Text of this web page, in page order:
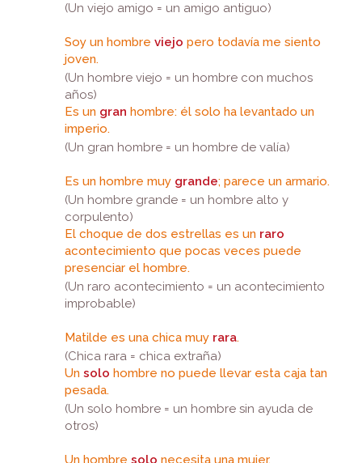
(Un viejo amigo = un amigo antiguo)
Soy un hombre viejo pero todavía me siento
joven.
(Un hombre viejo = un hombre con muchos
años)
Es un gran hombre: él solo ha levantado un
imperio.
(Un gran hombre = un hombre de valía)
Es un hombre muy grande; parece un armario.
(Un hombre grande = un hombre alto y
corpulento)
El choque de dos estrellas es un raro
acontecimiento que pocas veces puede
presenciar el hombre.
(Un raro acontecimiento = un acontecimiento
improbable)
Matilde es una chica muy rara.
(Chica rara = chica extraña)
Un solo hombre no puede llevar esta caja tan
pesada.
(Un solo hombre = un hombre sin ayuda de
otros)
Un hombre solo necesita una mujer.